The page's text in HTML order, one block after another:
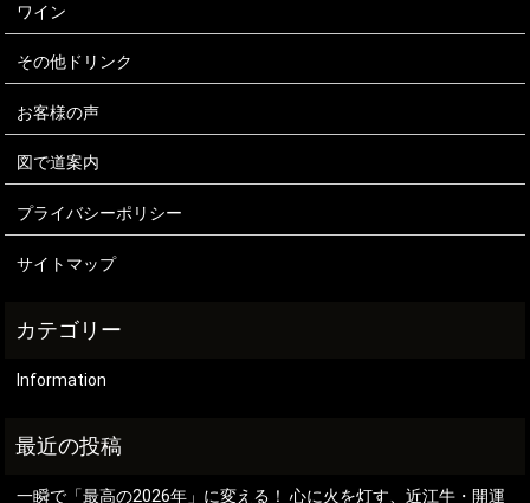
ワイン
その他ドリンク
お客様の声
図で道案内
プライバシーポリシー
サイトマップ
Information
一瞬で「最高の2026年」に変える！ 心に火を灯す、近江牛・開運